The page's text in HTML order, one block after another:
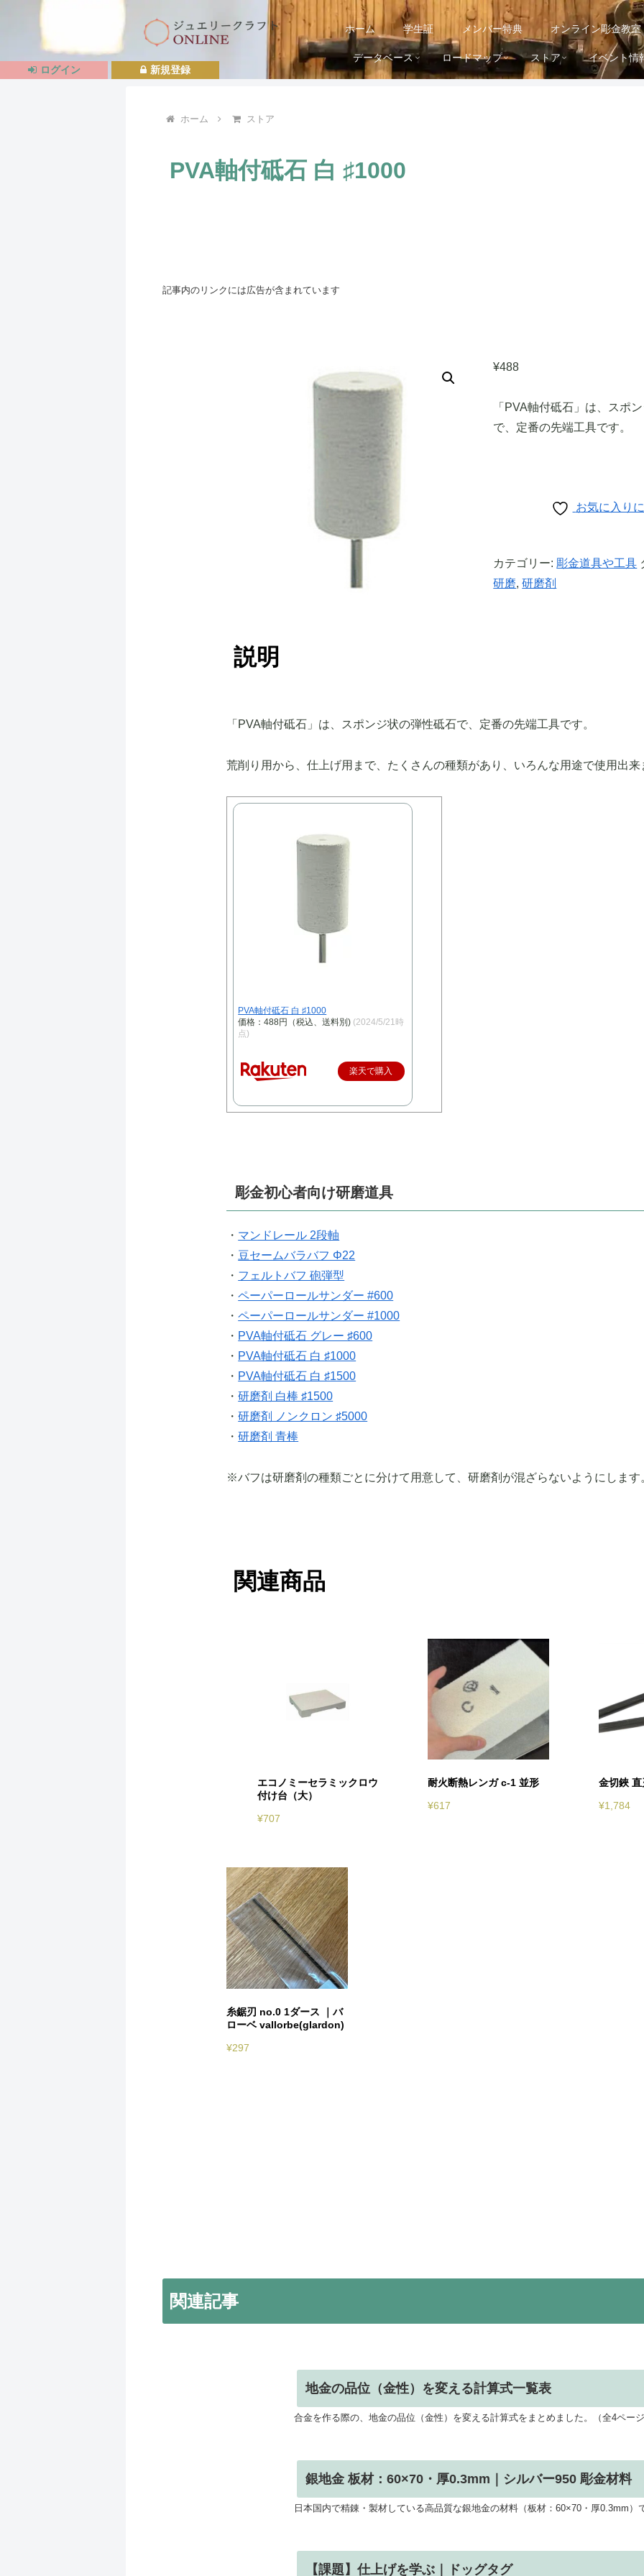
ホーム 学生証 メンバー特典 オンライン彫金教室
データベース ロードマップ ストア イベント情
ホーム ストア
PVA軸付砥石 白 ♯1000
記事内のリンクには広告が含まれています
¥488
「PVA軸付砥石」は、スポ
で、定番の先端工具です。
お気に入り
カテゴリー: 彫金道具や工具
研磨,研磨剤
説明
「PVA軸付砥石」は、スポンジ状の弾性砥石で、定番の先端工具です。
荒削り用から、仕上げ用まで、たくさんの種類があり、いろんな用途で使用出来
PVA軸付砥石 白 ♯1000
価格：488円（税込、送料別) (2024/5/21時
点)
楽天で購入
彫金初心者向け研磨道具
・ マンドレール 2段軸
・ 豆セームバラバフ Φ22
・ フェルトバフ 砲弾型
・ペーパーロールサンダー #600
・ペーパーロールサンダー #1000
・ PVA軸付砥石 グレー ♯600
・ PVA軸付砥石 白 ♯1000
・ PVA軸付砥石 白 ♯1500
・研磨剤 白棒 ♯1500
・研磨剤 ノンクロン ♯5000
・研磨剤 青棒
※バフは研磨剤の種類ごとに分けて用意して、研磨剤が混ざらないようにします
関連商品
エコノミーセラミックロウ
付け台（大）
¥707
耐火断熱レンガ c-1 並形
¥617
金切鋏 直
¥1,784
糸鋸刃 no.0 1ダース ｜バ
ローベ vallorbe(glardon)
¥297
関連記事
地金の品位（金性）を変える計算式一覧表
合金を作る際の、地金の品位（金性）を変える計算式をまとめました。（全4ペー
銀地金 板材：60×70・厚0.3mm｜シルバー950 彫金材料
日本国内で精錬・製材している高品質な銀地金の材料（板材：60×70・厚0.3mm
【課題】仕上げを学ぶ｜ドッグタグ
新規登録
ログイン